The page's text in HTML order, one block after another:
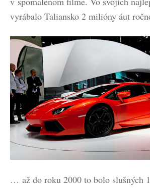
vyrábalo Taliansko 2 milióny áut
… až do roku 2000 to bolo slušných